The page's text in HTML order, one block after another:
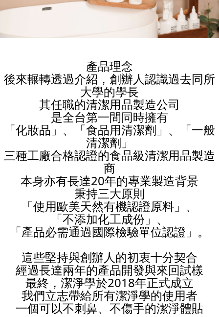
產品理念
後來輾轉透過介紹，創辦人認識過去同所
大學的學長
其任職的清潔用品製造公司
是全台第一間同時擁有
「化妝品」、「食品用清潔劑」、「一般
清潔劑」
三種工廠合格認證的食品級清潔用品製造
商
本身亦有長達20年的專業製造背景
秉持三大原則
「使用歐美天然有機認證原料」、
「不添加化工成份」、
「產品必需通過國際檢驗單位認證」。
這些堅持與創辦人的初衷十分契合
經過長達兩年的產品開發與來回試樣
最終，潔淨學於2018年正式成立
我們立志帶給所有潔淨學的使用者
一個可以不刺鼻、不傷手的潔淨體貼